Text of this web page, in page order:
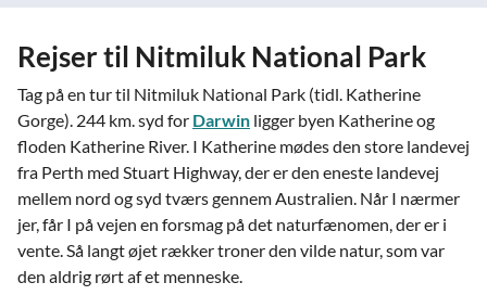
Rejser til Nitmiluk National Park
Tag på en tur til Nitmiluk National Park (tidl. Katherine
Gorge). 244 km. syd for Darwin ligger byen Katherine og
floden Katherine River. I Katherine mødes den store landevej
fra Perth med Stuart Highway, der er den eneste landevej
mellem nord og syd tværs gennem Australien. Når I nærmer
jer, får I på vejen en forsmag på det naturfænomen, der er i
vente. Så langt øjet rækker troner den vilde natur, som var
den aldrig rørt af et menneske.